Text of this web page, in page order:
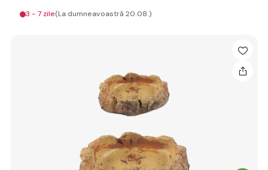
3 - 7 zile(La dumneavoastră 20.08.)